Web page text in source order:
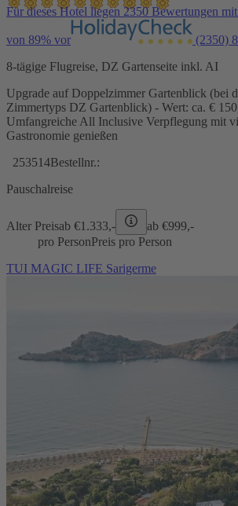
Für dieses Hotel liegen 2350 Bewertungen
von 89% vor (2350)
8-tägige Flugreise, DZ Gartenseite inkl. AI
Upgrade auf Doppelzimmer Gartenblick (bei
Zimmertyps DZ Gartenblick) - Wert: ca. €
Umfangreiche All Inclusive Verpflegung mit
Gastronomie genießen
253514Bestellnr.:
Pauschalreise
Alter Preisab €1.333,- ab €999,-
pro PersonPreis pro Person
TUI MAGIC LIFE Sarigerme